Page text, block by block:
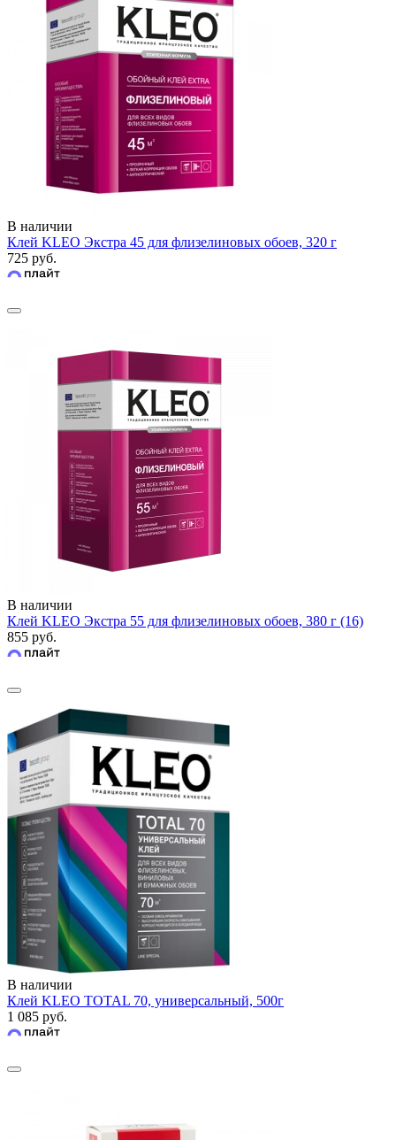
В наличии
Клей KLEO Экстра 45 для флизелиновых обоев, 320 г
725 руб.
В наличии
Клей KLEO Экстра 55 для флизелиновых обоев, 380 г (16)
855 руб.
В наличии
Клей KLEO TOTAL 70, универсальный, 500г
1 085 руб.